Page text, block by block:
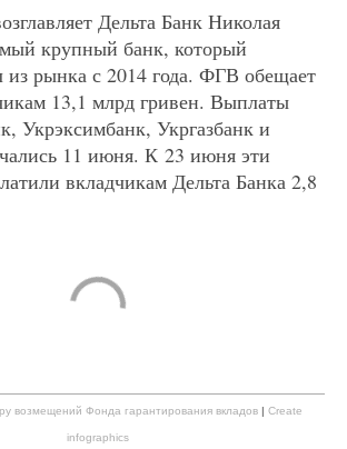
Дельта Банк Николая
крупный банк, который
рынка с 2014 года. ФГВ обещает
13,1 млрд гривен. Выплаты
Укрэксимбанк, Укргазбанк и
11 июня. К 23 июня эти
вкладчикам Дельта Банка 2,8
возмещений Фонда гарантирования вкладов | Create
infographics